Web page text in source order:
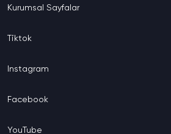
Kurumsal Sayfalar
Tiktok
Instagram
Facebook
YouTube